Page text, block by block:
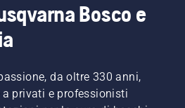
Bosco e
da oltre 330 anni,
privati e professionisti